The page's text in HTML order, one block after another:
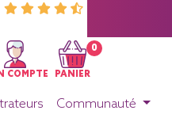
COMPTE
0
PANIER
Communauté